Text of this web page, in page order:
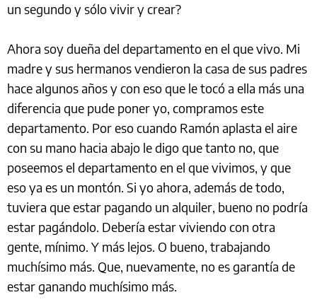
un segundo y sólo vivir y crear?
Ahora soy dueña del departamento en el que vivo. Mi
madre y sus hermanos vendieron la casa de sus padres
hace algunos años y con eso que le tocó a ella más una
diferencia que pude poner yo, compramos este
departamento. Por eso cuando Ramón aplasta el aire
con su mano hacia abajo le digo que tanto no, que
poseemos el departamento en el que vivimos, y que
eso ya es un montón. Si yo ahora, además de todo,
tuviera que estar pagando un alquiler, bueno no podría
estar pagándolo. Debería estar viviendo con otra
gente, mínimo. Y más lejos. O bueno, trabajando
muchísimo más. Que, nuevamente, no es garantía de
estar ganando muchísimo más.